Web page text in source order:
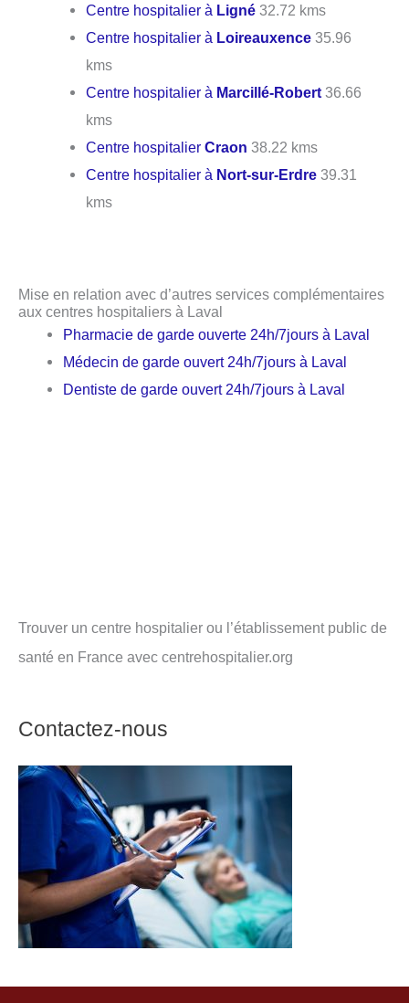
Centre hospitalier à Ligné 32.72 kms
Centre hospitalier à Loireauxence 35.96
kms
Centre hospitalier à Marcillé-Robert 36.66
kms
Centre hospitalierCraon 38.22 kms
Centre hospitalier à Nort-sur-Erdre 39.31
kms
Mise en relation avec d’autres services complémentaires
aux centres hospitaliers à Laval
Pharmacie de garde ouverte 24h/7jours à Laval
Médecin de garde ouvert 24h/7jours à Laval
Dentiste de garde ouvert 24h/7jours à Laval
Trouver un centre hospitalier ou l’établissement public de
santé en France avec centrehospitalier.org
Contactez-nous